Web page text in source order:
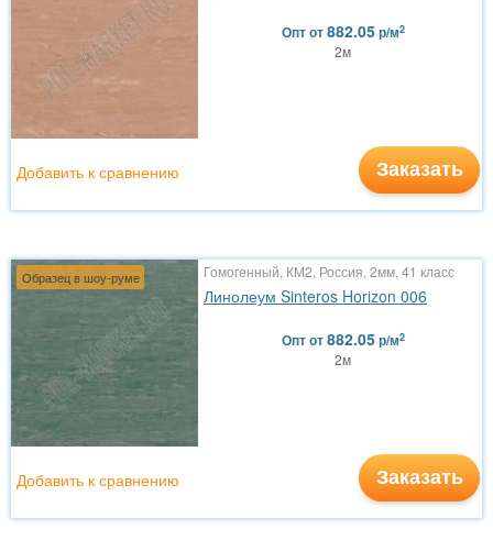
Оптот882.05р/м2
2м
Заказать
Добавить к сравнению
Образец в шоу-руме Гомогенный, КМ2, Россия, 2мм, 41 класс
Линолеум Sinteros Horizon 006
Оптот882.05р/м2
2м
Заказать
Добавить к сравнению